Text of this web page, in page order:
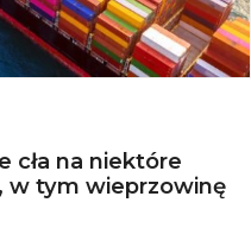
cła na niektóre
w tym wieprzowinę